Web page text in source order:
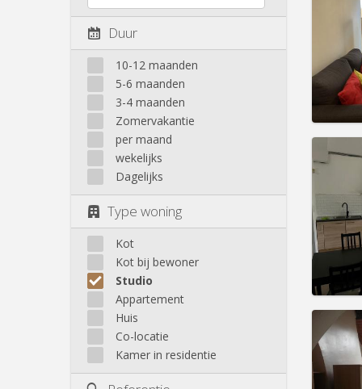
Duur
10-12 maanden
5-6 maanden
3-4 maanden
Zomervakantie
per maand
wekelijks
Dagelijks
Type woning
Kot
Kot bij bewoner
Studio
Appartement
Huis
Co-locatie
Kamer in residentie
Huur:
Huur:
Kosten:
Duur:
Duur: